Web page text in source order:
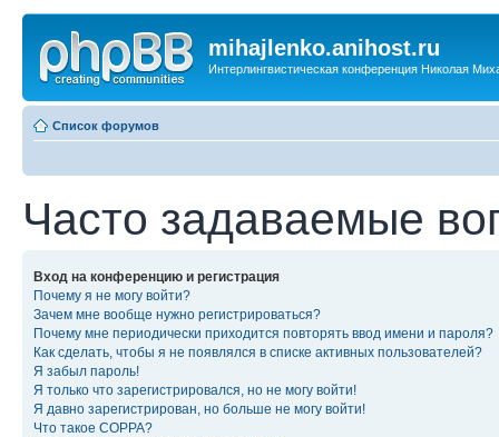
mihajlenko.anihost.ru
Интерлингвистическая конференция Николая
Список форумов
Часто задаваемые
Вход на конференцию и регистрация
Почему я не могу войти?
Зачем мне вообще нужно регистрироваться?
Почему мне периодически приходится повторять ввод имени и пароля?
Как сделать, чтобы я не появлялся в списке активных пользователей?
Я забыл пароль!
Я только что зарегистрировался, но не могу войти!
Я давно зарегистрирован, но больше не могу войти!
Что такое COPPA?